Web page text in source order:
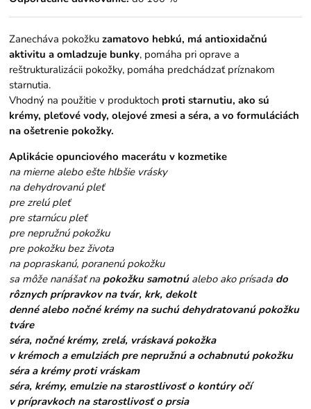
Zanecháva pokožkuzamatovo hebkú, má antioxidačnú
aktivitu a omladzuje bunky, pomáha pri oprave a
reštrukturalizácii pokožky, pomáha predchádzať príznakom
starnutia.
Vhodný na použitie v produktoch proti starnutiu, ako sú
krémy, pleťové vody, olejové zmesi a séra, a vo formuláciách
na ošetrenie pokožky.
Aplikácie opunciového macerátu v kozmetike
na mierne alebo ešte hlbšie vrásky
na dehydrovanú pleť
pre zrelú pleť
pre starnúcu pleť
pre nepružnú pokožku
pre pokožku bez života
na popraskanú, poranenú pokožku
sa môže nanášať na pokožku samotnúalebo ako prísada do
rôznych prípravkov na tvár, krk, dekolt
denné alebo nočné krémy na suchú dehydratovanú pokožku
tváre
séra, nočné krémy, zrelá, vráskavá pokožka
v krémoch a emulziách pre nepružnú a ochabnutú pokožku
séra a krémy proti vráskam
séra, krémy, emulzie na starostlivosť o kontúry očí
v prípravkoch na starostlivosť o prsia